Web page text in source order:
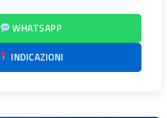
WHATSAPP
INDICAZIONI